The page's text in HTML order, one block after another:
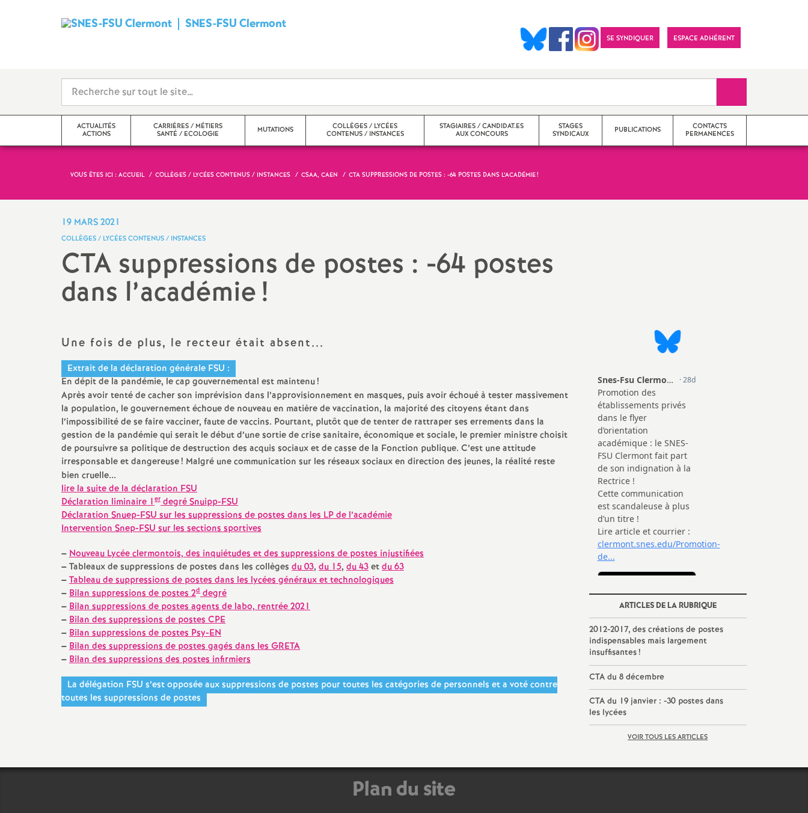
SNES-FSU ClermontS
d
i
c
N
t
i
o
n
a
d
e
s
E
n
s
g
SE SYNDIQUER ESPACE ADHÉRENT
ACTUALITÉS
ACTIONS
Actions
Echos des établissements
Droits et Libertés
Communiqués de Presse
Vie du SNES-FSU
Photos Manifestations
CARRIÈRES / MÉTIERS
SANTÉ / ECOLOGIE
sociale, écologie
Egalité femmes/hommes
CPE
PsyEN
Non-titulaires enseignants,
CPE, Psy-En, GRETA
AESH, AED
documentalistes
Séries technologiques
Formation continue
Prendre sa retraite
En retraite
MUTATIONS
COLLÈGES / LYCÉES
CONTENUS / INSTANCES
EREA, UPE2A
CSAD, CDEN, carte scolaire
CSAA, CAEN
STAGIAIRES / CANDIDAT.ES
AUX CONCOURS
STAGES
SYNDICAUX
PUBLICATIONS
CONTACTS
PERMANENCES
VOUS ÊTES ICI : ACCUEIL COLLÈGES / LYCÉES CONTENUS / INSTANCES CSAA, CAEN CTA SUPPRESSIONS DE POSTES : -64 POSTES DANS L’ACADÉMIE!
19 MARS 2021
COLLÈGES / LYCÉES CONTENUS / INSTANCES
CTA suppressions de postes : -64 postes
dans l’académie!
Une fois de plus, le recteur était absent...
Extrait de la déclaration générale FSU :
En dépit de la pandémie, le cap gouvernemental est maintenu!
Après avoir tenté de cacher son imprévision dans l’approvisionnement en masques, puis avoir échoué à tester massivement
la population, le gouvernement échoue de nouveau en matière de vaccination, la majorité des citoyens étant dans
l’impossibilité de se faire vacciner, faute de vaccins. Pourtant, plutôt que de tenter de rattraper ses errements dans la
gestion de la pandémie qui serait le début d’une sortie de crise sanitaire, économique et sociale, le premier ministre choisit
de poursuivre sa politique de destruction des acquis sociaux et de casse de la Fonction publique. C’est une attitude
irresponsable et dangereuse! Malgré une communication sur les réseaux sociaux en direction des jeunes, la réalité reste
bien cruelle...
lire la suite de la déclaration FSU
Déclaration liminaire 1erdegré Snuipp-FSU
Déclaration Snuep-FSU sur les suppressions de postes dans les LP de l’académie
Intervention Snep-FSU sur les sections sportives
–Nouveau Lycée clermontois, des inquiétudes et des suppressions de postes injustifiées
–Tableaux de suppressions de postes dans les collèges du 03, du 15, du 43etdu 63
–Tableau de suppressions de postes dans les lycées généraux et technologiques
–Bilan suppressions de postes 2ddegré
–Bilan suppressions de postes agents de labo, rentrée 2021
–Bilan des suppressions de postes CPE
–Bilan suppressions de postes Psy-EN
–Bilan des suppressions de postes gagés dans les GRETA
–Bilan des suppressions des postes infirmiers
La délégation FSU s’est opposée aux suppressions de postes pour toutes les catégories de personnels et a voté contre
toutes les suppressions de postes
ARTICLES DE LA RUBRIQUE
2012-2017, des créations de postes
indispensables mais largement
insuffisantes!
CTA du 8 décembre
CTA du 19 janvier : -30 postes dans
les lycées
VOIR TOUS LES ARTICLES
Plan du site